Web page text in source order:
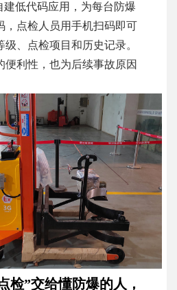
建低代码应用，为每台防爆
，点检人员用手机扫码即可
、点检项目和历史记录。
便利性，也为后续事故原因
检”交给懂防爆的人，